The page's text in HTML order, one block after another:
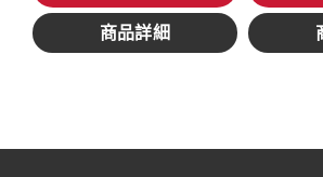
商品詳細